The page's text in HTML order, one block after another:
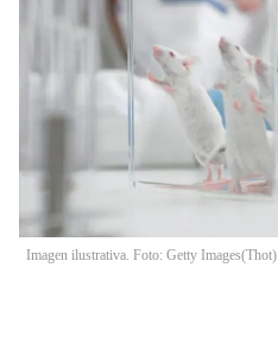
Imagen ilustrativa. Foto: Getty Images(Thot)